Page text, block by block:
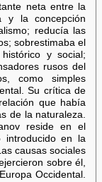
neta entre la
y la concepción
reducía las
sobrestimaba el
y social;
rusos del
como simples
Su crítica de
que había
de la naturaleza.
reside en el
introducido en la
causas sociales
sobre él,
Occidental.